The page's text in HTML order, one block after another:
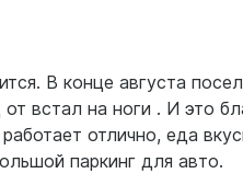
В конце августа
встал на ноги . И это
отлично, еда
паркинг для авто.